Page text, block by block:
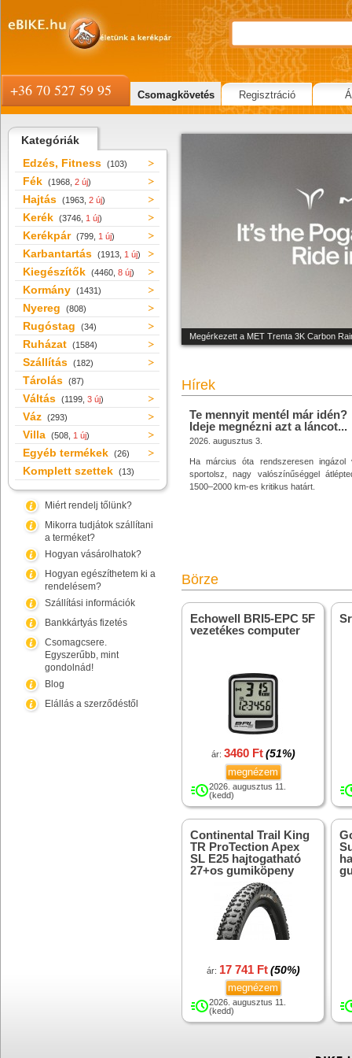
Kategóriák
Edzés, Fitness (103)
Fék (1968, 2 új)
Hajtás (1963, 2 új)
Kerék (3746, 1 új)
Kerékpár (799, 1 új)
Karbantartás (1913, 1 új)
Kiegészítők (4460, 8 új)
Kormány (1431)
Nyereg (808)
Rugóstag (34)
Ruházat (1584)
Szállítás (182)
Tárolás (87)
Váltás (1199, 3 új)
Váz (293)
Villa (508, 1 új)
Egyéb termékek (26)
Komplett szettek (13)
Miért rendelj tőlünk?
Mikorra tudjátok szállítani
a terméket?
Hogyan vásárolhatok?
Hogyan egészíthetem ki a
rendelésem?
Szállítási információk
Bankkártyás fizetés
Csomagcsere.
Egyszerűbb, mint
gondolnád!
Blog
Elállás a szerződéstől
Megérkezett a MET Trenta 3K Carbon
Hírek
Te mennyit mentél már idén?
Ideje megnézni azt a láncot...
2026. augusztus 3.
Ha március óta rendszeresen ingázol
sportolsz, nagy valószínűséggel
1500–2000 km-es kritikus határt.
Börze
Echowell BRI5-EPC 5F
vezetékes computer
ár: 3460 Ft (51%)
megnézem
2026. augusztus 11.
(kedd)
Continental Trail King
TR ProTection Apex
SL E25 hajtogatható
27+os gumiköpeny
ár: 17 741 Ft (50%)
megnézem
2026. augusztus 11.
(kedd)
+36 70 527 59 95 Csomagkövetés Regisztráció